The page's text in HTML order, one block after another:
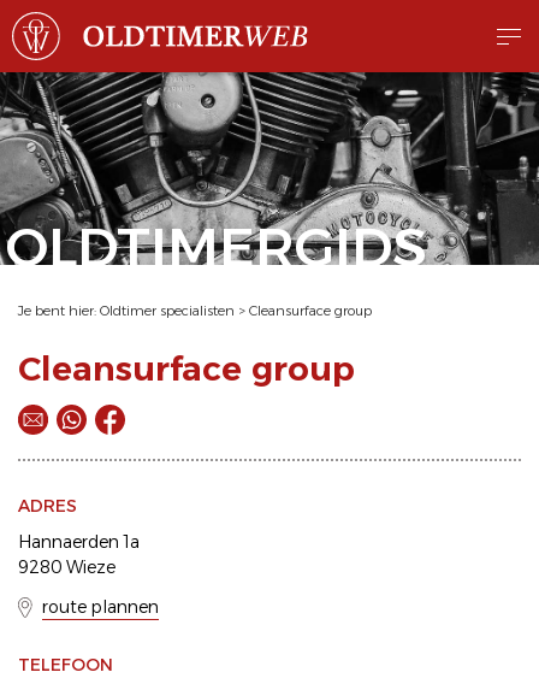
OLDTIMERGIDS
Je bent hier: Oldtimer specialisten > Cleansurface group
Cleansurface group
ADRES
Hannaerden 1a
9280 Wieze
route plannen
TELEFOON